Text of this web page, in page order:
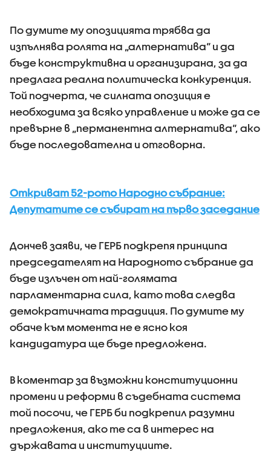
По думите му опозицията трябва да
изпълнява ролята на „алтернатива“ и да
бъде конструктивна и организирана, за да
предлага реална политическа конкуренция.
Той подчерта, че силната опозиция е
необходима за всяко управление и може да се
превърне в „перманентна алтернатива“, ако
бъде последователна и отговорна.
Откриват 52-рото Народно събрание:
Депутатите се събират на първо заседание
Дончев заяви, че ГЕРБ подкрепя принципа
председателят на Народното събрание да
бъде излъчен от най-голямата
парламентарна сила, като това следва
демократичната традиция. По думите му
обаче към момента не е ясно коя
кандидатура ще бъде предложена.
В коментар за възможни конституционни
промени и реформи в съдебната система
той посочи, че ГЕРБ би подкрепил разумни
предложения, ако те са в интерес на
държавата и институциите.